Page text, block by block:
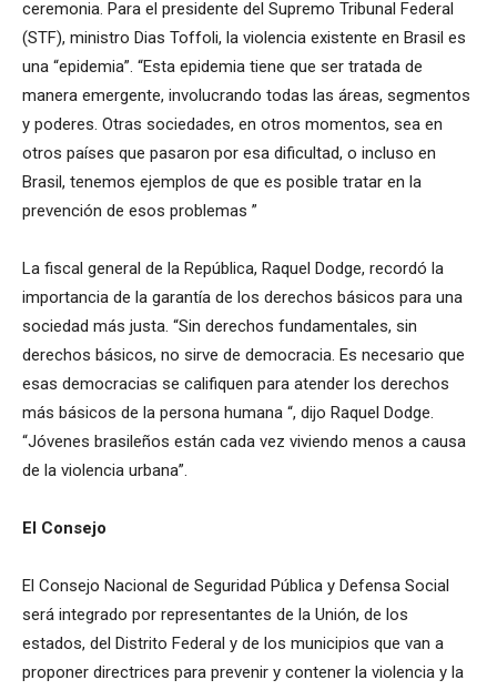
ceremonia. Para el presidente del Supremo Tribunal Federal
(STF), ministro Dias Toffoli, la violencia existente en Brasil es
una “epidemia”. “Esta epidemia tiene que ser tratada de
manera emergente, involucrando todas las áreas, segmentos
y poderes. Otras sociedades, en otros momentos, sea en
otros países que pasaron por esa dificultad, o incluso en
Brasil, tenemos ejemplos de que es posible tratar en la
prevención de esos problemas ”
La fiscal general de la República, Raquel Dodge, recordó la
importancia de la garantía de los derechos básicos para una
sociedad más justa. “Sin derechos fundamentales, sin
derechos básicos, no sirve de democracia. Es necesario que
esas democracias se califiquen para atender los derechos
más básicos de la persona humana “, dijo Raquel Dodge.
“Jóvenes brasileños están cada vez viviendo menos a causa
de la violencia urbana”.
El Consejo
El Consejo Nacional de Seguridad Pública y Defensa Social
será integrado por representantes de la Unión, de los
estados, del Distrito Federal y de los municipios que van a
proponer directrices para prevenir y contener la violencia y la